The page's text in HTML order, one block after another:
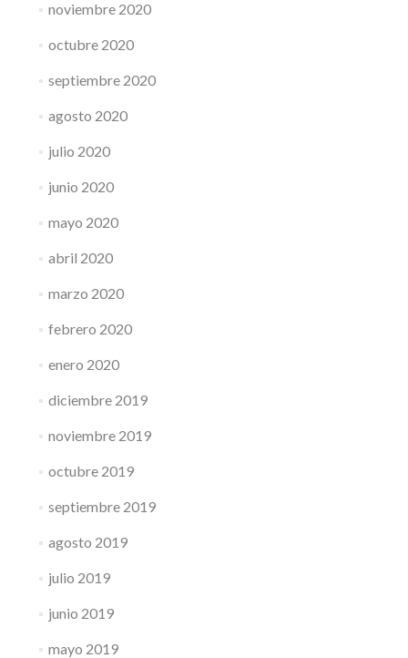
noviembre 2020
octubre 2020
septiembre 2020
agosto 2020
julio 2020
junio 2020
mayo 2020
abril 2020
marzo 2020
febrero 2020
enero 2020
diciembre 2019
noviembre 2019
octubre 2019
septiembre 2019
agosto 2019
julio 2019
junio 2019
mayo 2019